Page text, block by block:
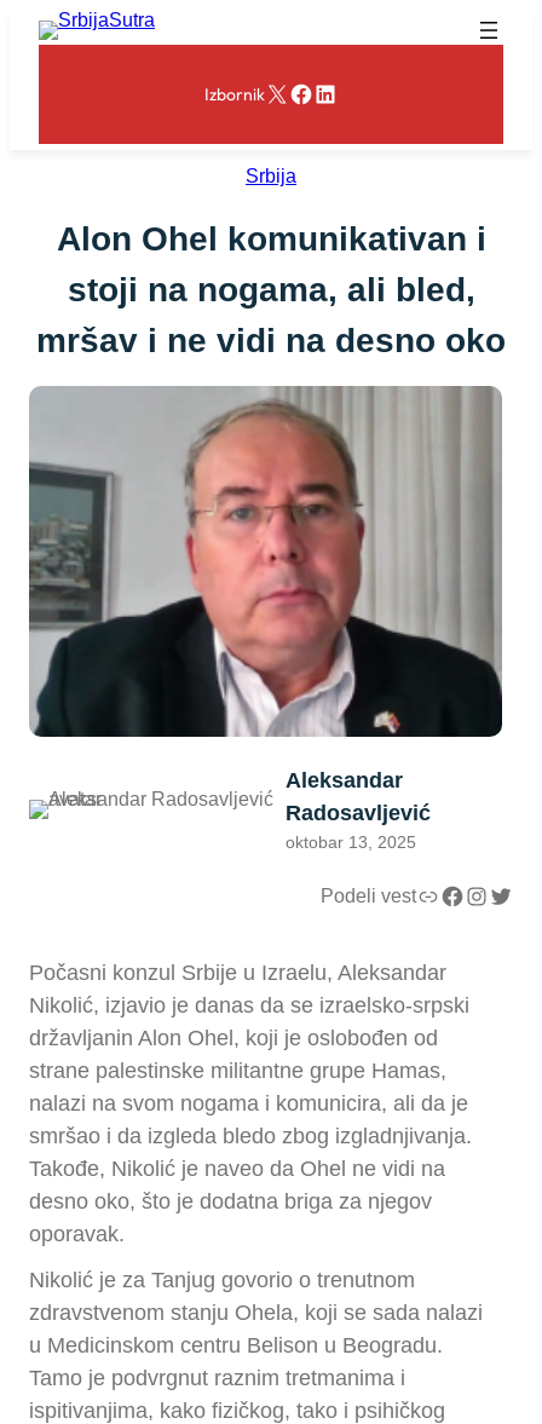
Skoči
IzbornikX Facebook
LinkedIn
Srbija
Alon Ohel komunikativan i
stoji na nogama, ali bled,
mršav i ne vidi na desno oko
Aleksandar
Radosavljević
oktobar 13, 2025
Podeli vestLink Facebook InstagramTwitter
Počasni konzul Srbije u Izraelu, Aleksandar
Nikolić, izjavio je danas da se izraelsko-srpski
državljanin Alon Ohel, koji je oslobođen od
strane palestinske militantne grupe Hamas,
nalazi na svom nogama i komunicira, ali da je
smršao i da izgleda bledo zbog izgladnjivanja.
Takođe, Nikolić je naveo da Ohel ne vidi na
desno oko, što je dodatna briga za njegov
oporavak.
Nikolić je za Tanjug govorio o trenutnom
zdravstvenom stanju Ohela, koji se sada nalazi
u Medicinskom centru Belison u Beogradu.
Tamo je podvrgnut raznim tretmanima i
ispitivanjima, kako fizičkog, tako i psihičkog